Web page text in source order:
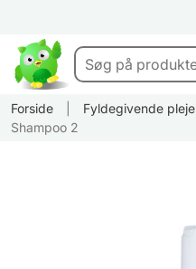
Forside Fyldegivende pleje
Shampoo 2